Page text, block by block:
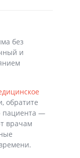
без
и
обратите
пациента —
врачам